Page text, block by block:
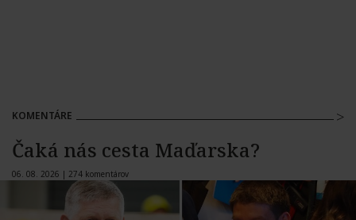
KOMENTÁRE
Čaká nás cesta Maďarska?
06. 08. 2026 | 274 komentárov